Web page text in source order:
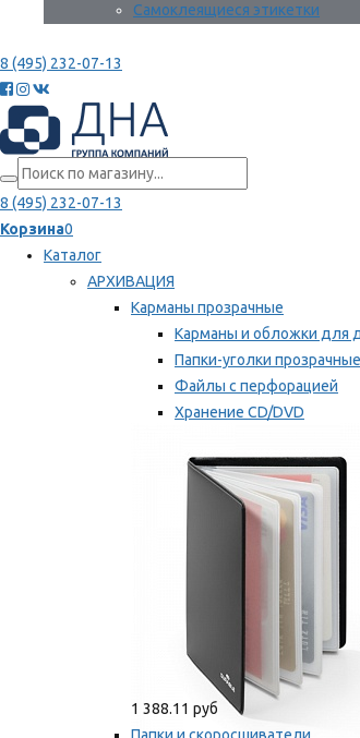
Самоклеящиеся этикетки
8 (495) 232-07-13
8 (495) 232-07-13
Корзина0
Каталог
АРХИВАЦИЯ
Карманы прозрачные
Карманы и обложки для
Папки-уголки прозрачные
Файлы с перфорацией
Хранение CD/DVD
Мы рекомендуем
1 388.11 руб